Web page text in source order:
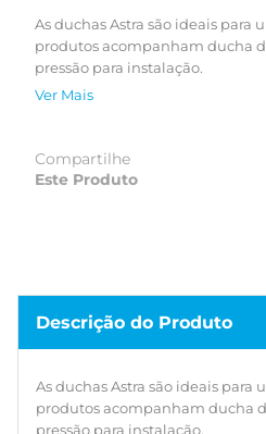
As duchas Astra são ideais para
produtos acompanham ducha
pressão para instalação.
Ver Mais
Compartilhe
Este Produto
Descrição do Produto
As duchas Astra são ideais para
produtos acompanham ducha
pressão para instalação.